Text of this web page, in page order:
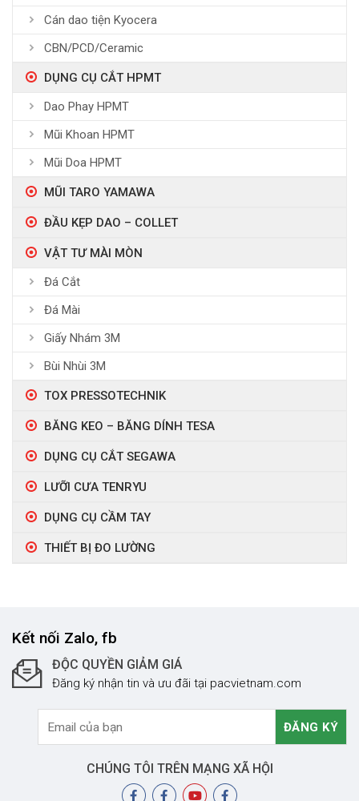
Cán dao tiện Kyocera
CBN/PCD/Ceramic
DỤNG CỤ CẮT HPMT
Dao Phay HPMT
Mũi Khoan HPMT
Mũi Doa HPMT
MŨI TARO YAMAWA
ĐẦU KẸP DAO – COLLET
VẬT TƯ MÀI MÒN
Đá Cắt
Đá Mài
Giấy Nhám 3M
Bùi Nhùi 3M
TOX PRESSOTECHNIK
BĂNG KEO – BĂNG DÍNH TESA
DỤNG CỤ CẮT SEGAWA
LƯỠI CƯA TENRYU
DỤNG CỤ CẦM TAY
THIẾT BỊ ĐO LƯỜNG
Kết nối Zalo, fb
ĐỘC QUYỀN GIẢM GIÁ
Đăng ký nhận tin và ưu đãi tại pacvietnam.com
CHÚNG TÔI TRÊN MẠNG XÃ HỘI